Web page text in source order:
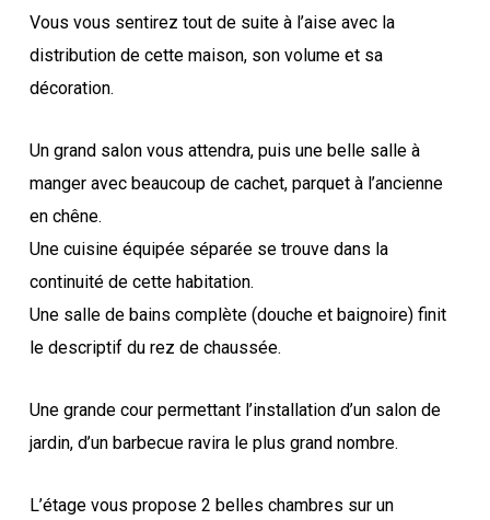
Vous vous sentirez tout de suite à l’aise avec la
distribution de cette maison, son volume et sa
décoration.
Un grand salon vous attendra, puis une belle salle à
manger avec beaucoup de cachet, parquet à l’ancienne
en chêne.
Une cuisine équipée séparée se trouve dans la
continuité de cette habitation.
Une salle de bains complète (douche et baignoire) finit
le descriptif du rez de chaussée.
Une grande cour permettant l’installation d’un salon de
jardin, d’un barbecue ravira le plus grand nombre.
L’étage vous propose 2 belles chambres sur un